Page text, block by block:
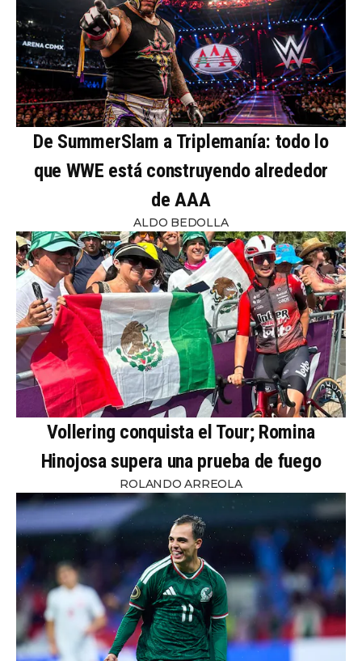
De SummerSlam a Triplemanía: todo lo
que WWE está construyendo alrededor
de AAA
ALDO BEDOLLA
Vollering conquista el Tour; Romina
Hinojosa supera una prueba de fuego
ROLANDO ARREOLA